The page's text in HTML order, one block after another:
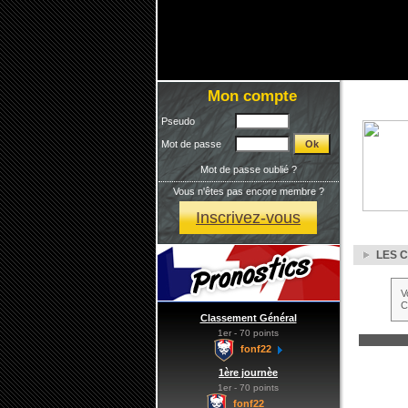
Mon compte
Pseudo
Mot de passe
Mot de passe oublié ?
Vous n'êtes pas encore membre ?
Inscrivez-vous
Classement Général
1er - 70 points
fonf22
1ère journèe
1er - 70 points
fonf22
LES